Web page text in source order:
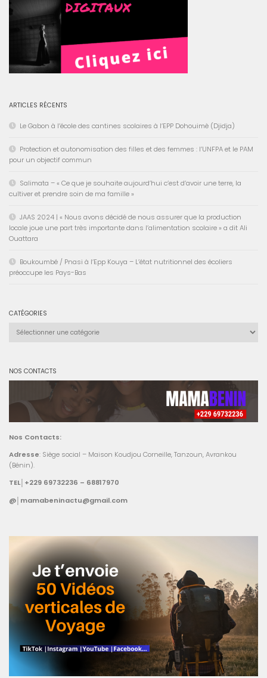
ARTICLES RÉCENTS
Le Gabon à l’école des cantines scolaires à l’EPP Dohouimè (Djidja)
Protection et autonomisation des filles et des femmes : l’UNFPA et le PAM
pour un objectif commun
Salimata – « Ce que je souhaite aujourd’hui c’est d’avoir une terre, la
cultiver et prendre soin de ma famille »
JAAS 2024 | « Nous avons décidé de nous assurer que la production
locale joue une part très importante dans l’alimentation scolaire » a dit Ali
Ouattara
Boukoumbé / Pnasi à l’Epp Kouya – L’état nutritionnel des écoliers
préoccupe les Pays-Bas
CATÉGORIES
NOS CONTACTS
Nos Contacts:
Adresse: Siège social – Maison Koudjou Corneille, Tanzoun, Avrankou
(Bénin).
TEL│+229 69732236 – 68817970
@│mamabeninactu@gmail.com